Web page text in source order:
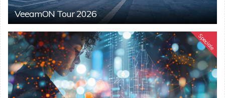
VeeamON Tour 2026
Speciale